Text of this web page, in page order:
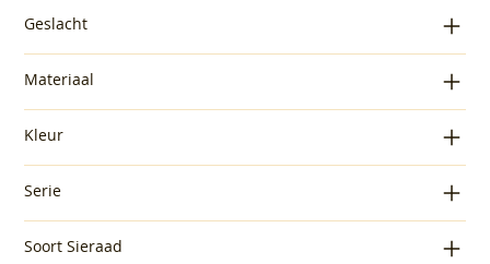
Geslacht
Materiaal
Kleur
Serie
Soort Sieraad